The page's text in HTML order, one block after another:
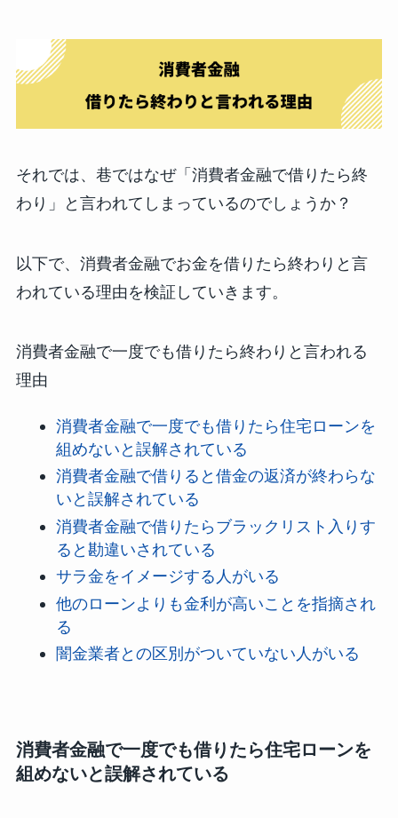
それでは、巷ではなぜ「消費者金融で借りたら終
わり」と言われてしまっているのでしょうか？
以下で、消費者金融でお金を借りたら終わりと言
われている理由を検証していきます。
消費者金融で一度でも借りたら終わりと言われる
理由
消費者金融で一度でも借りたら住宅ローンを
組めないと誤解されている
消費者金融で借りると借金の返済が終わらな
いと誤解されている
消費者金融で借りたらブラックリスト入りす
ると勘違いされている
サラ金をイメージする人がいる
他のローンよりも金利が高いことを指摘され
る
闇金業者との区別がついていない人がいる
消費者金融で一度でも借りたら住宅ローンを
組めないと誤解されている